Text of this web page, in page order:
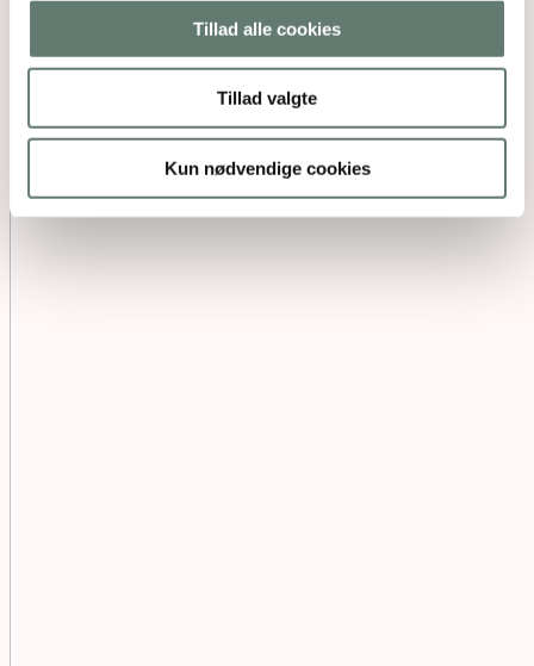
Tillad alle cookies
Tillad valgte
Kun nødvendige cookies